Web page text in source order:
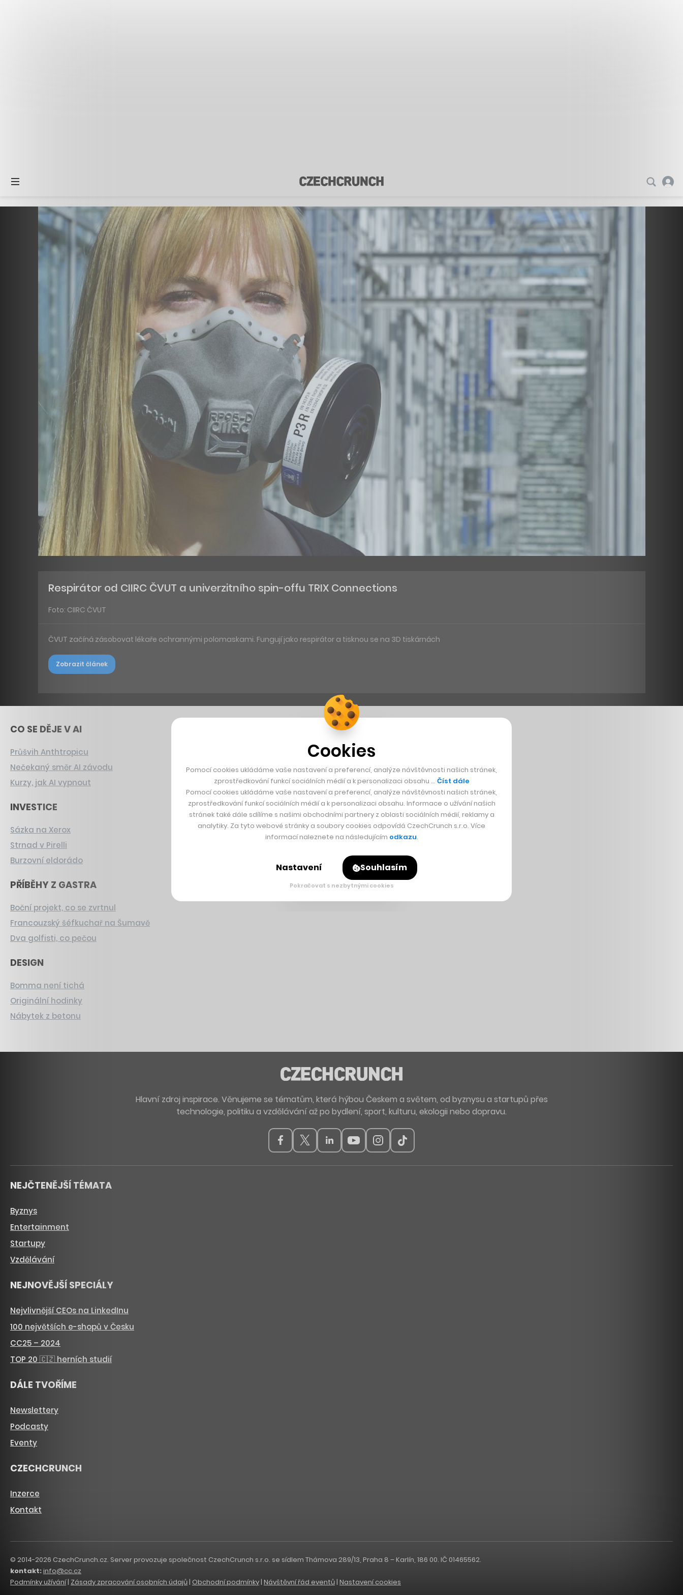
Respirátor od CIIRC ČVUT a univerzitního spin-offu TRIX Connections
Foto: CIIRC ČVUT
ČVUT začíná zásobovat lékaře ochrannými polomaskami. Fungují jako respirátor a tisknou se na 3D tiskárnách
Zobrazit článek
CO SE DĚJE V AI
Průšvih Anthtropicu
Nečekaný směr AI závodu
Kurzy, jak AI vypnout
INVESTICE
Sázka na Xerox
Strnad v Pirelli
Burzovní eldorádo
PŘÍBĚHY Z GASTRA
Boční projekt, co se zvrtnul
Francouzský šéfkuchař na Šumavě
Dva golfisti, co pečou
DESIGN
Bomma není tichá
Originální hodinky
Nábytek z betonu
Hlavní zdroj inspirace. Věnujeme se tématům, která hýbou Českem a světem, od byznysu a startupů přes
technologie, politiku a vzdělávání až po bydlení, sport, kulturu, ekologii nebo dopravu.
NEJČTENĚJŠÍ TÉMATA
Byznys
Entertainment
Startupy
Vzdělávání
NEJNOVĚJŠÍ SPECIÁLY
Nejvlivnější CEOs na LinkedInu
100 největších e-shopů v Česku
CC25 – 2024
TOP 20 🇨🇿 herních studií
DÁLE TVOŘÍME
Newslettery
Podcasty
Eventy
CZECHCRUNCH
Inzerce
Kontakt
© 2014-2026 CzechCrunch.cz. Server provozuje společnost CzechCrunch s.r.o. se sídlem Thámova 289/13, Praha 8 – Karlín, 186 00. IČ 01465562.
kontakt:info@cc.cz
Podmínky užívání| Zásady zpracování osobních údajů | Obchodní podmínky | Návštěvní řád eventů | Nastavení cookies
Cookies
Pomocí cookies ukládáme vaše nastavení a preferencí, analýze návštěvnosti našich stránek,
zprostředkování funkcí sociálních médií a k personalizaci obsahu … Číst dále
Pomocí cookies ukládáme vaše nastavení a preferencí, analýze návštěvnosti našich stránek,
zprostředkování funkcí sociálních médií a k personalizaci obsahu. Informace o užívání našich
stránek také dále sdílíme s našimi obchodními partnery z oblasti sociálních médií, reklamy a
analytiky. Za tyto webové stránky a soubory cookies odpovídá CzechCrunch s.r.o. Více
informací naleznete na následujícím odkazu.
Nastavení Souhlasím
Pokračovat s nezbytnými cookies